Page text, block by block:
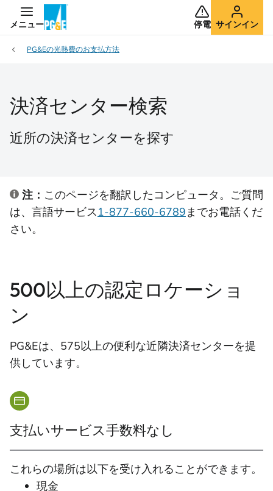
メニュー 停電 サインイン
PG&Eの光熱費のお支払方法
決済センター検索
近所の決済センターを探す
注： このページを翻訳したコンピュータ。ご質問
は、言語サービス1-877-660-6789までお電話くだ
さい。
500以上の認定ロケーショ
ン
PG&Eは、575以上の便利な近隣決済センターを提
供しています。
支払いサービス手数料なし
これらの場所は以下を受け入れることができます。
現金